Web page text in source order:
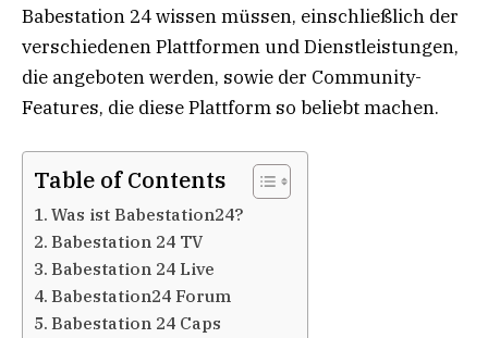
Babestation 24 wissen müssen, einschließlich der
verschiedenen Plattformen und Dienstleistungen,
die angeboten werden, sowie der Community-
Features, die diese Plattform so beliebt machen.
Table of Contents
Was ist Babestation24?
Babestation 24 TV
Babestation 24 Live
Babestation24 Forum
Babestation 24 Caps